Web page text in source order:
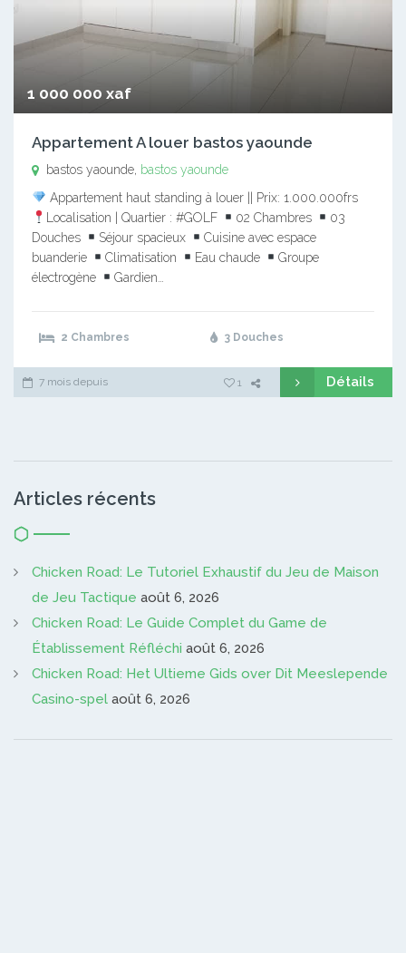
1 000 000 xaf
Appartement A louer bastos yaounde
bastos yaounde, bastos yaounde
Appartement haut standing à louer || Prix: 1.000.000frs
Localisation | Quartier : #GOLF
02 Chambres
03
Douches
Séjour spacieux
Cuisine avec espace
buanderie
Climatisation Eau chaude
Groupe
électrogène
Gardien…
2 Chambres 3 Douches
7 mois depuis 1 Détails
Articles récents
Chicken Road: Le Tutoriel Exhaustif du Jeu de Maison
de Jeu Tactique août 6, 2026
Chicken Road: Le Guide Complet du Game de
Établissement Réfléchi août 6, 2026
Chicken Road: Het Ultieme Gids over Dit Meeslepende
Casino-spel août 6, 2026